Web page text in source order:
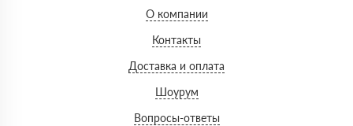
О компании
Контакты
Доставка и оплата
Шоурум
Вопросы-ответы